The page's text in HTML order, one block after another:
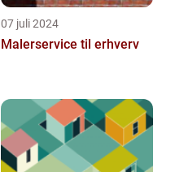
07 juli 2024
Malerservice til erhverv